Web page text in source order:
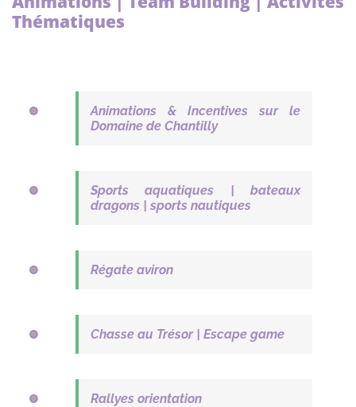
Thématiques
Animations & Incentives sur le
Domaine de Chantilly
Sports aquatiques | bateaux
dragons | sports nautiques
Régate aviron
Chasse au Trésor | Escape game
Rallyes orientation